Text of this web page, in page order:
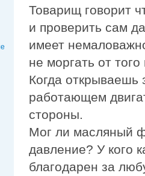
Товарищ говорит
и проверить сам
имеет
не моргать от
Когда открываешь
работающем
стороны.
Мог ли масляный
давление? У кого
благодарен за